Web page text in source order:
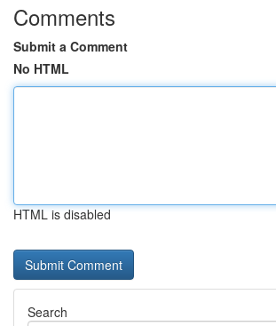
Comments
Submit a Comment
No HTML
HTML is disabled
Search